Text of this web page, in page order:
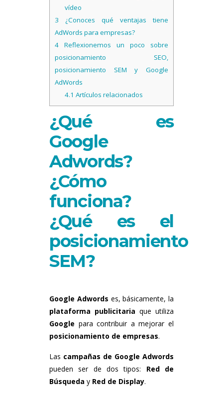
vídeo
3 ¿Conoces qué ventajas tiene
AdWords para empresas?
4 Reflexionemos un poco sobre
posicionamiento SEO,
posicionamiento SEM y Google
AdWords
4.1 Artículos relacionados
¿Qué es
Google
Adwords?
¿Cómo
funciona?
¿Qué es el
posicionamiento
SEM?
Google Adwords es, básicamente, la
plataforma publicitaria que utiliza
Google para contribuir a mejorar el
posicionamiento de empresas.
Las campañas de Google Adwords
pueden ser de dos tipos: Red de
Búsqueda y Red de Display.